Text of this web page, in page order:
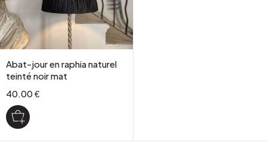
Abat-jour en raphia naturel
teinté noir mat
40.00 €